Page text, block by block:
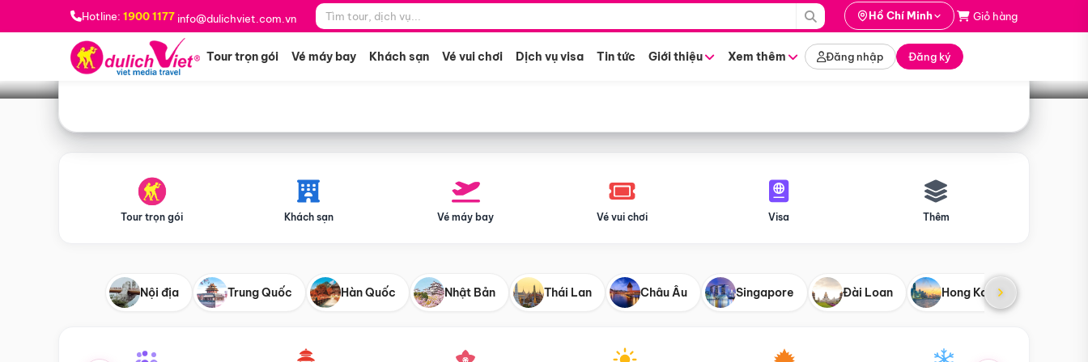
Hotline: 1900 1177 info@dulichviet.com.vn Hồ Chí Minh Giỏ hàng
Tour trọn gói Vé máy bay Khách sạn Vé vui chơi Dịch vụ visa Tin tức Giới thiệu Xem thêm Đăng nhập Đăng ký
Bạn muốn đi đâu? *
Tìm tour
Tour trọn gói Khách sạn Vé máy bay Vé vui chơi Visa Thêm
Nội địa Trung Quốc Hàn Quốc Nhật Bản Thái Lan Châu Âu Singapore Đài Loan Hong Kong